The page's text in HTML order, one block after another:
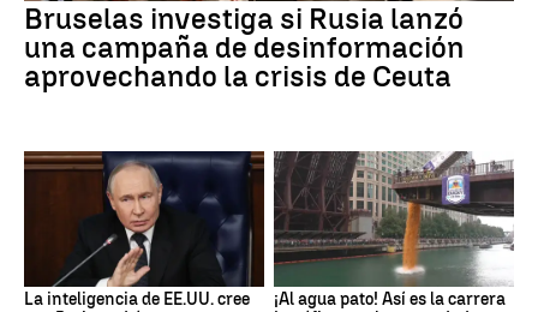
Bruselas investiga si Rusia lanzó
una campaña de desinformación
aprovechando la crisis de Ceuta
La inteligencia de EE.UU. cree
¡Al agua pato! Así es la carrera